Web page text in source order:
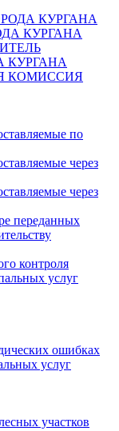
КУРГАНА
КУРГАНА
КУРГАНА
КОМИССИЯ
по
через
через
переданных
контроля
услуг
ошибках
услуг
участков